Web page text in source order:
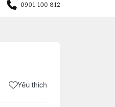
0901 100 812
Yêu thích